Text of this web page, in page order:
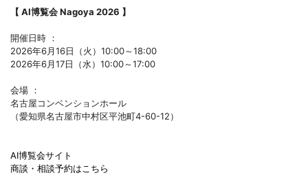
【 AI博覧会 Nagoya 2026 】
開催日時 ：
2026年6月16日（火）10:00～18:00
2026年6月17日（水）10:00～17:00
会場 ：
名古屋コンベンションホール
（愛知県名古屋市中村区平池町4-60-12）
AI博覧会サイト
商談・相談予約はこちら